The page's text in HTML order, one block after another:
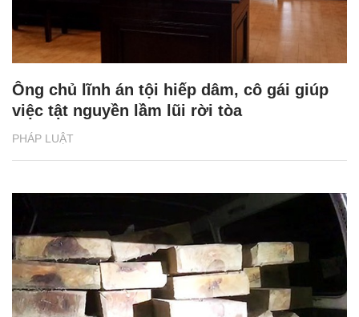
PHÁP LUẬT
Ông chủ lĩnh án tội hiếp dâm, cô gái giúp
việc tật nguyền lầm lũi rời tòa